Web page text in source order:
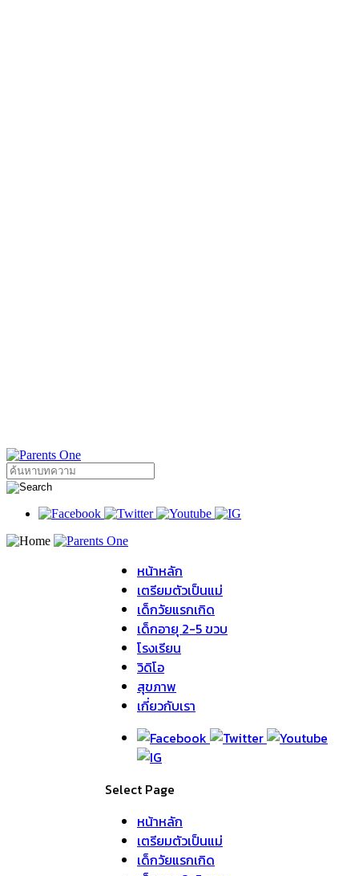
หน้าหลัก
เตรียมตัวเป็นแม่
เด็กวัยแรกเกิด
เด็กอายุ 2-5 ขวบ
โรงเรียน
วิดิโอ
สุขภาพ
เกี่ยวกับเรา
Select Page
หน้าหลัก
เตรียมตัวเป็นแม่
เด็กวัยแรกเกิด